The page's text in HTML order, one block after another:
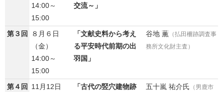
14:00～
15:00
交流～」
第３回
８月６日
（金）
14:00～
15:00
「文献史料から考え
る平安時代前期の出
羽国」
谷地 薫（払田柵跡調査事
務所文化財主査）
第４回 11月12日
「古代の竪穴建物跡
五十嵐 祐介氏 （男鹿市